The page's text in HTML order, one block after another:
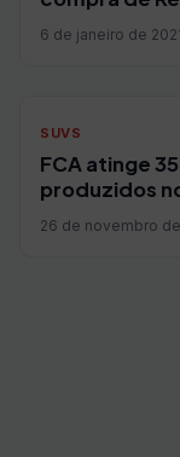
6 de janeiro de
SUVS
FCA atinge
produzidos
26 de novembro